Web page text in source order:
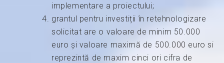
implementare a proiectului;
grantul pentru investiții în retehnologizare
solicitat are o valoare de minim 50.000
euro și valoare maximă de 500.000 euro si
reprezintă de maxim cinci ori cifra de